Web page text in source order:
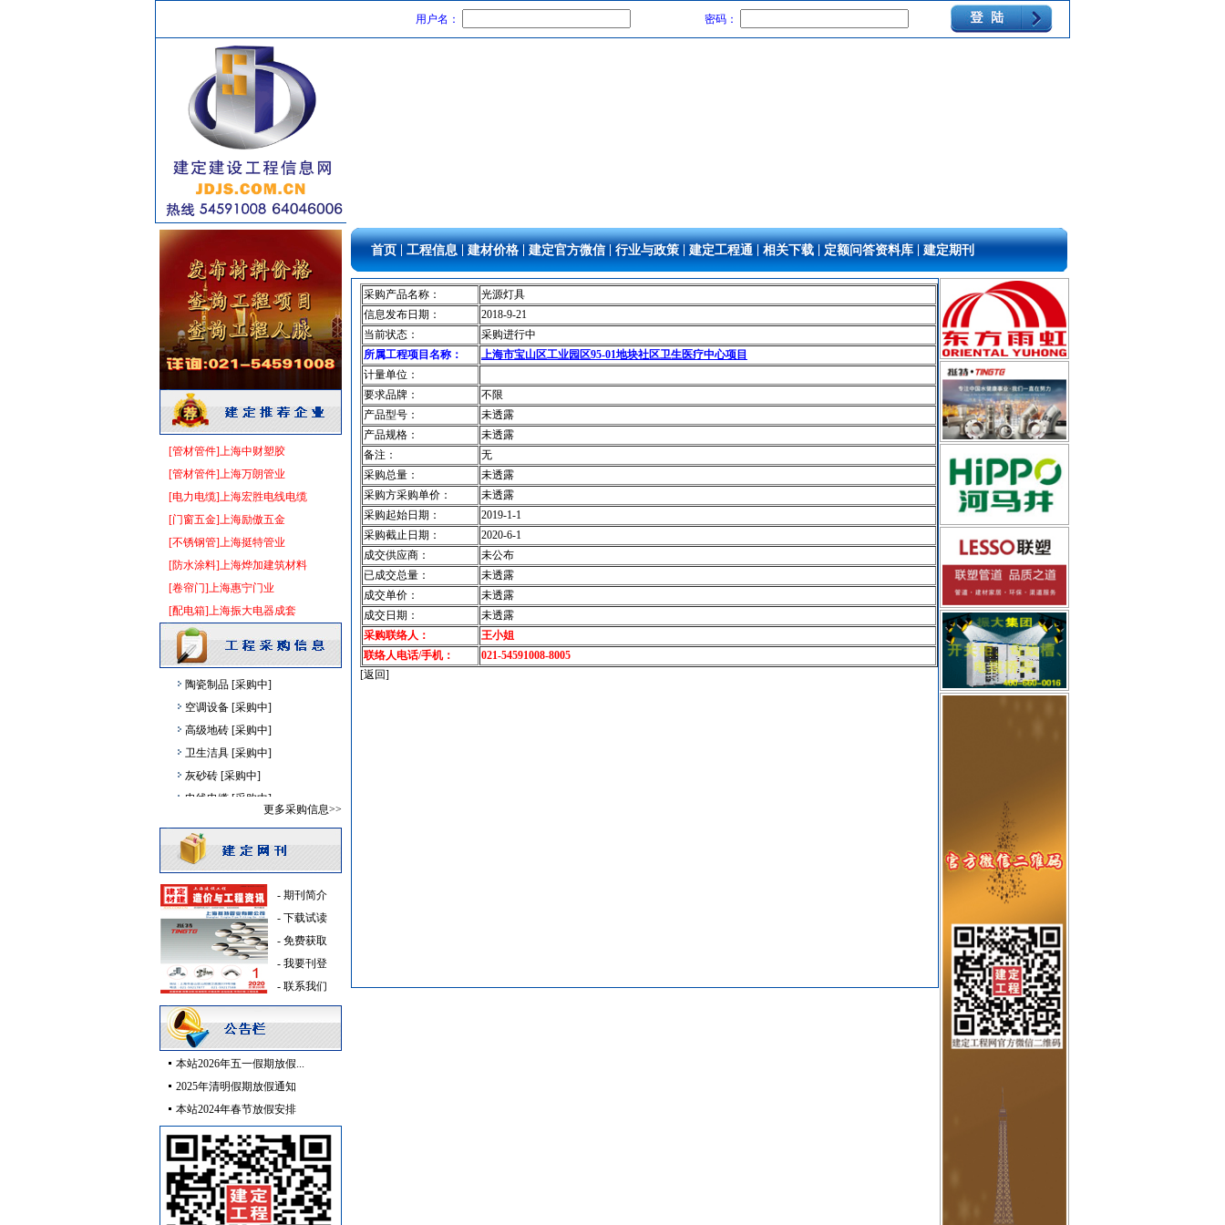
用户名： 密码：
[管材管件]上海中财塑胶
[管材管件]上海万朗管业
[电力电缆]上海宏胜电线电缆
[门窗五金]上海励傲五金
[不锈钢管]上海挺特管业
[防水涂料]上海烨加建筑材料
[卷帘门]上海惠宁门业
[配电箱]上海振大电器成套
光源灯具 [采购中]
[采购中]
阀门组件室外排水等
[采购中]
外墙装饰 [采购中]
高压电器 [采购中]
给排水管件 [采购中]
水泵 [采购中]
照明灯具
[采购中]
材耐磨砖 [采购中]
暖通系统 [采购中]
变频给水设备
[采购中]
给排水系统 [采购中]
油漆涂料 [采购中]
电梯空调系统 [采购中]
园林设施
[采购中]
阀门
管材管件 [采购中]
油漆涂料 [采购中]
墙地面砖 [采购中]
仿古砖 [采购中]
外墙装饰 [采购中]
玻璃幕墙 [采购中]
简单装修 [采购中]
消防排烟 [采购中]
成品楼梯
照明灯具
[采购中]
陶瓷制品 [采购中]
空调设备 [采购中]
高级地砖 [采购中]
卫生洁具 [采购中]
灰砂砖 [采购中]
电线电缆 [采购中]
成品楼梯
供水设备 [采购中]
室内给排水 [采购中]
稳压泵 [采购中]
管材管件 [采购中]
[采购中]
室内给排水
[采购中]
低压电器 [采购中]
外墙装饰
油漆涂料
材耐磨砖 [采购中]
阀门组件 [采购中]
低压电器 [采购中]
通风空调工程 [采购中]
安全防范 [采购中]
光源灯具 [采购中]
矿粉 [采购中]
更多采购信息>>
- 期刊简介
- 下载试读
- 免费获取
- 我要刊登
- 联系我们
本站2026年五一假期放假...
2025年清明假期放假通知
本站2024年春节放假安排
首页 工程信息 建材价格 建定官方微信 行业与政策 建定工程通 相关下载 定额问答资料库 建定期刊
采购产品名称：
光源灯具
信息发布日期：
2018-9-21
当前状态：
采购进行中
所属工程项目名称：
上海市宝山区工业园区95-01地块社区卫生医疗中心项目
计量单位：
要求品牌：
不限
产品型号：
未透露
产品规格：
未透露
备注：
无
采购总量：
未透露
采购方采购单价：
未透露
采购起始日期：
2019-1-1
采购截止日期：
2020-6-1
成交供应商：
未公布
已成交总量：
未透露
成交单价：
未透露
成交日期：
未透露
采购联络人：
王小姐
联络人电话/手机：
021-54591008-8005
[返回]